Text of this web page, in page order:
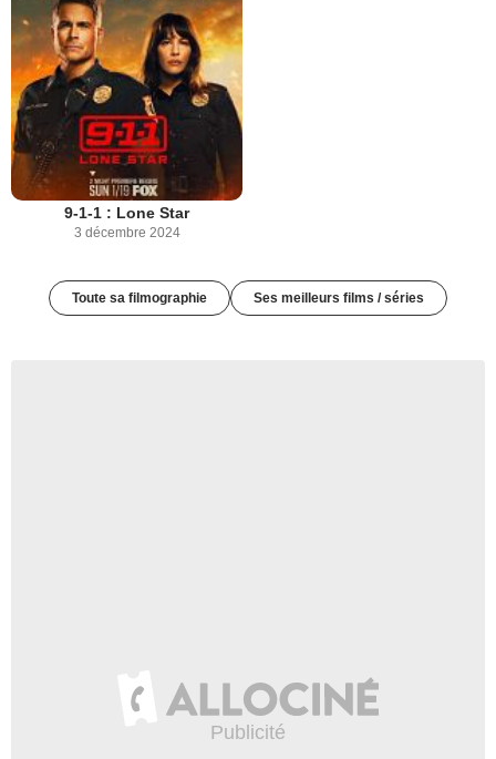
9-1-1 : Lone Star
3 décembre 2024
Toute sa filmographie Ses meilleurs films / séries